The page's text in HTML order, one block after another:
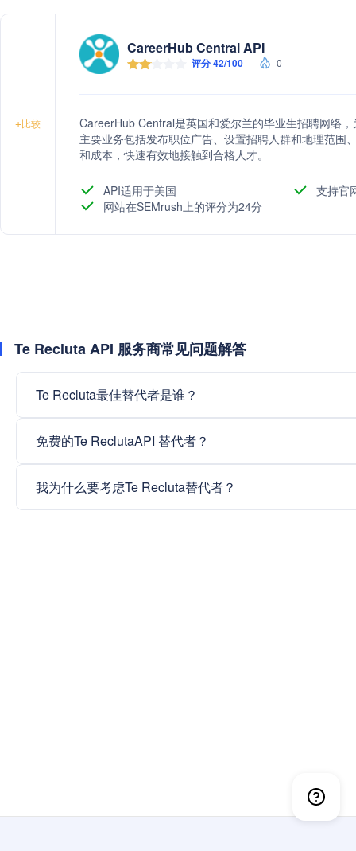
+比较
CareerHub Central API
评分 42/100 0
CareerHub Central是英国和爱尔兰的毕业生招聘网络
主要业务包括发布职位广告、设置招聘人群和地理范围
和成本，快速有效地接触到合格人才。
API适用于美国
支持官
网站在SEMrush上的评分为24分
Te Recluta API 服务商常见问题解答
Te Recluta最佳替代者是谁？
免费的Te ReclutaAPI 替代者？
我为什么要考虑Te Recluta替代者？